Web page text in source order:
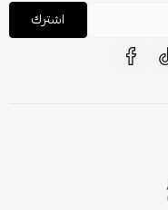
اشترك